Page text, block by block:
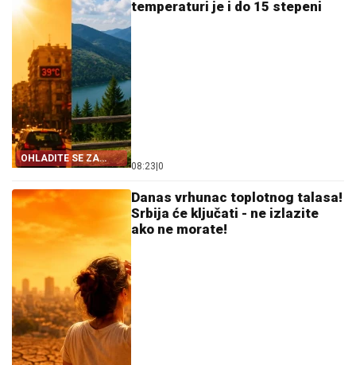
OHLADITE SE ZA
VIKEND
temperaturi je i do 15 stepeni
08:23 0
Danas vrhunac toplotnog talasa!
Srbija će ključati - ne izlazite
ako ne morate!